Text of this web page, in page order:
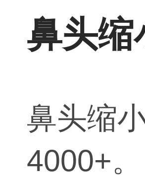
鼻头缩
鼻头缩
4000+。